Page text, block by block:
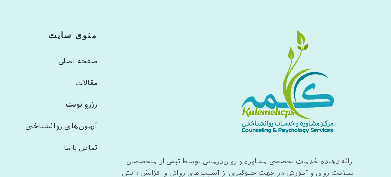
ارائه دهنده خدمات تخصصی مشاوره و روان‌درمانی توسط تیمی از متخصصان
سلامت روان و آموزش در جهت جلوگیری از آسیب‌های روانی و افزایش دانش
منوی سایت
صفحه اصلی
مقالات
رزرو نوبت
آزمون‌های روانشناختی
تماس با ما